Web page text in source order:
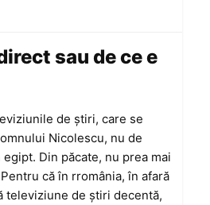
sau de ce e
de ştiri, care se
Nicolescu, nu de
Din păcate, nu prea mai
că în rromânia, în afară
televiziune de ştiri decentă,